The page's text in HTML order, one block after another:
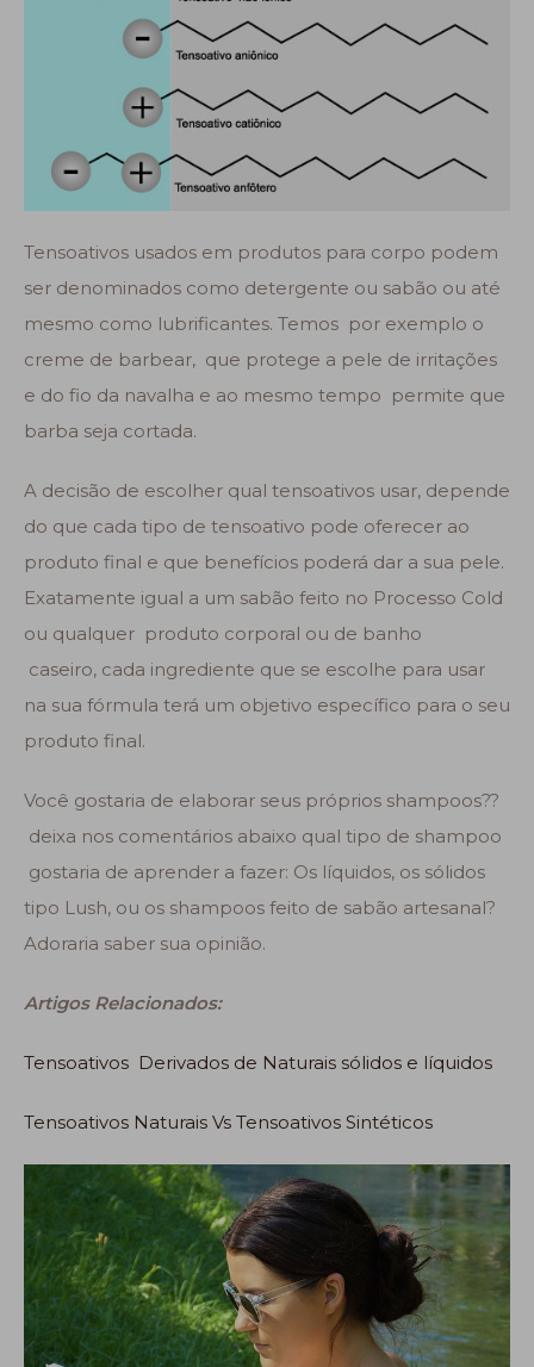
Tensoativos usados em produtos para corpo podem
ser denominados como detergente ou sabão ou até
mesmo como lubrificantes. Temos por exemplo o
creme de barbear, que protege a pele de irritações
e do fio da navalha e ao mesmo tempo permite que
barba seja cortada.
A decisão de escolher qual tensoativos usar, depende
do que cada tipo de tensoativo pode oferecer ao
produto final e que benefícios poderá dar a sua pele.
Exatamente igual a um sabão feito no Processo Cold
ou qualquer produto corporal ou de banho
caseiro, cada ingrediente que se escolhe para usar
na sua fórmula terá um objetivo específico para o seu
produto final.
Você gostaria de elaborar seus próprios shampoos??
deixa nos comentários abaixo qual tipo de shampoo
gostaria de aprender a fazer: Os líquidos, os sólidos
tipo Lush, ou os shampoos feito de sabão artesanal?
Adoraria saber sua opinião.
Artigos Relacionados:
Tensoativos Derivados de Naturais sólidos e líquidos
Tensoativos Naturais Vs Tensoativos Sintéticos